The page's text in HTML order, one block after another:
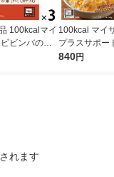
100kcalマイ
ビンバの素
100kcal マイ
プラスサポー
g 親子丼 1人
840円
れます